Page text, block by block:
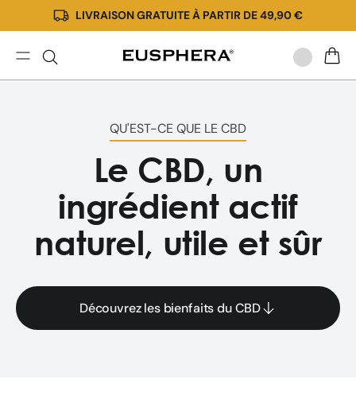
Ignorer
et passer
au
contenu
LIVRAISON GRATUITE À PARTIR DE 49,90 €
CBD
QU'EST-CE QUE LE CBD
Le CBD, un
ingrédient actif
naturel, utile et sûr
Découvrez les bienfaits du CBD